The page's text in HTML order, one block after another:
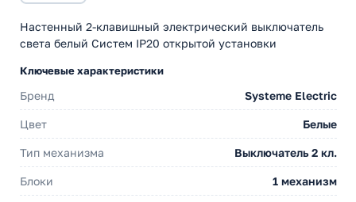
Настенный 2-клавишный электрический выключатель
света белый Cистем IP20 открытой установки
Ключевые характеристики
Бренд Systeme Electric
Цвет Белые
Тип механизма Выключатель 2 кл.
Блоки 1 механизм